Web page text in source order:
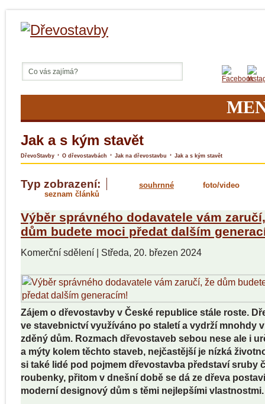
Jak a s kým stavět
DřevoStavby › O dřevostavbách › Jak na dřevostavbu › Jak a s kým stavět
Typ zobrazení: souhrnné
foto/video
seznam článků
Výběr správného dodavatele vám
dům budete moci předat dalším
Komerční sdělení| Středa, 20. březen 2024
Zájem o dřevostavby v České republice stále roste.
ve stavebnictví využíváno po staletí a vydrží mnohdy
zděný dům. Rozmach dřevostaveb sebou nese ale i
a mýty kolem těchto staveb, nejčastější je nízká
si také lidé pod pojmem dřevostavba představí sruby
roubenky, přitom v dnešní době se dá ze dřeva
moderní designový dům s těmi nejlepšími vlastnostmi.